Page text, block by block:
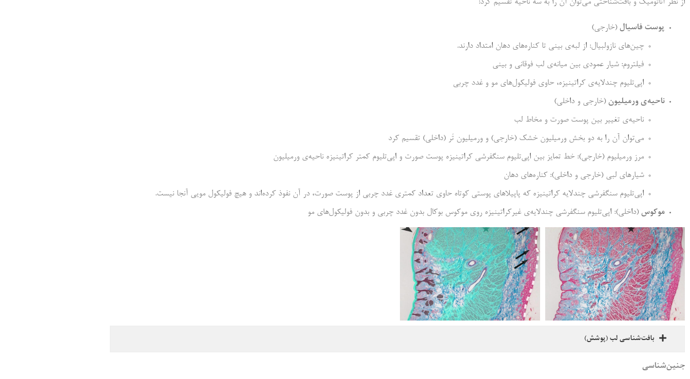
از نظر آناتومیک و بافت‌شناختی می‌توان آن را به سه ناحیه تقسیم کرد:
پوست فاسیال (خارجی)
چین‌های نازولبیال: از لبه‌ی بینی تا کناره‌های دهان امتداد دارند.
فیلتروم: شیار عمودی بین میانه‌ی لب فوقانی و بینی
اپی‌تلیوم چندلایه‌ی کراتینیزه، حاوی فولیکول‌های مو و غدد چربی
ناحیه‌ی ورمیلیون (خارجی و داخلی)
ناحیه‌ی تغییر بین پوست صورت و مخاط لب
می‌توان آن را به دو بخش ورمیلیون خشک (خارجی) و ورمیلیون تَر (داخلی) تقسیم کرد
مرز ورمیلیوم (خارجی): خط تمایز بین اپی‌تلیوم سنگفرشی کراتینیزه پوست صورت و اپی‌تلیوم کمتر کراتینیزه ناحیه‌ی ورمیلیون
شیارهای لبی (خارجی و داخلی): کناره‌های دهان
اپی‌تلیوم سنگفرشی چندلایه کراتینیزه که پاپیلا‌های پوستی کوتاه حاوی تعداد کمتری غدد چربی از پوست صورت، در آن نفوذ کرده‌اند و هیچ فولیکول مویی آنجا نیست.
موکوس (داخلی): اپی‌تلیوم سنگفرشی چندلایه‌ی غیرکراتینیزه روی موکوس بوکال بدون غدد چربی و بدون فولیکول‌های مو
بافت‌شناسی لب (پوشش)
جنین‌شناسی